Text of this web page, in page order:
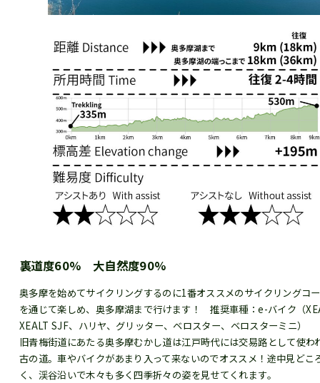
裏道度60% 大自然度90%
奥多摩を始めてサイクリングするのに1番オススメのサイクリングコ
を通じて楽しめ、奥多摩湖まで行けます！ 推奨車種：e-バイク（
XEALT SJF、ハリヤ、グリッター、ベロスター、ベロスターミニ）
旧青梅街道にあたる奥多摩むかし道は江戸時代には交易路として使わ
古の道。車やバイクがあまり入って来ないのでオススメ！途中見どこ
く、渓谷沿いで木々も多く四季折々の姿を見せてくれます。